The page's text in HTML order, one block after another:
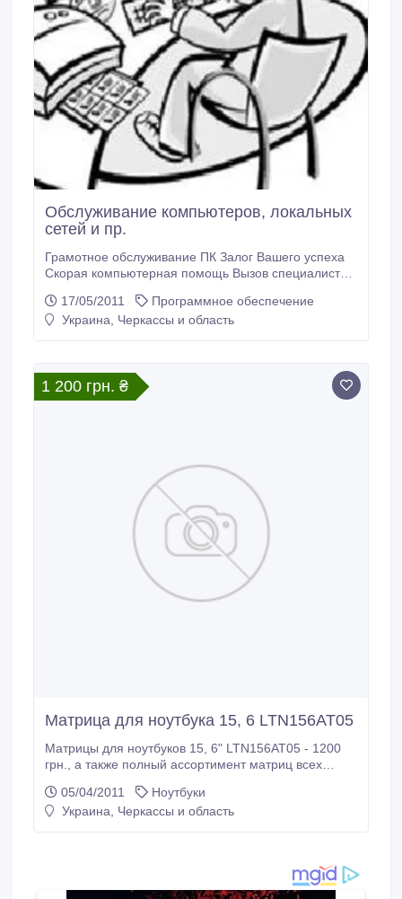
Обслуживание компьютеров, локальных
сетей и пр.
Грамотное обслуживание ПК Залог Вашего успеха
Скорая компьютерная помощь Вызов специалиста
переустановка ОС и ПО. Настройка/обслуживание
локальных сетей, подключение к интернет,
17/05/2011
Программное обеспечение
Украина, Черкассы и область
1 200 грн. ₴
Матрица для ноутбука 15, 6 LTN156AT05
Матрицы для ноутбуков 15, 6" LTN156AT05 - 1200
грн., а также полный ассортимент матриц всех
8.9" LG-Philips LP089WS1 40pin глянец LED (разъем
справа) - 800 грн. 10.1" Hannstar HSD101PFW2-B00
05/04/2011
Ноутбуки
Украина, Черкассы и область